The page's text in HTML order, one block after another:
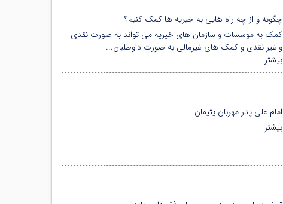
چگونه و از چه راه هایی به خیریه ها کمک کنیم؟
کمک به موسسات و سازمان های خیریه می تواند به صورت نقدی
و غیر نقدی و کمک های غیرمالی به صورت داوطلبان...
بیشتر
امام علی پدر مهربان یتیمان
بیشتر